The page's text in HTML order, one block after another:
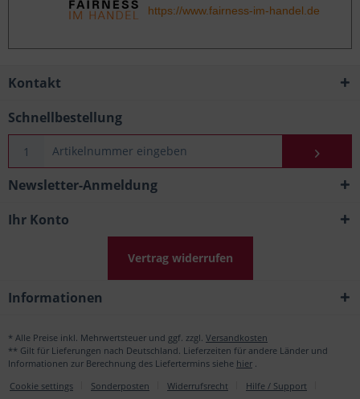
https://www.fairness-im-handel.de
Kontakt
Schnellbestellung
Newsletter-Anmeldung
Ihr Konto
Vertrag widerrufen
Informationen
* Alle Preise inkl. Mehrwertsteuer und ggf. zzgl. Versandkosten
** Gilt für Lieferungen nach Deutschland. Lieferzeiten für andere Länder und
Informationen zur Berechnung des Liefertermins siehe hier
Cookie settings
Sonderposten Widerrufsrecht Hilfe / Support